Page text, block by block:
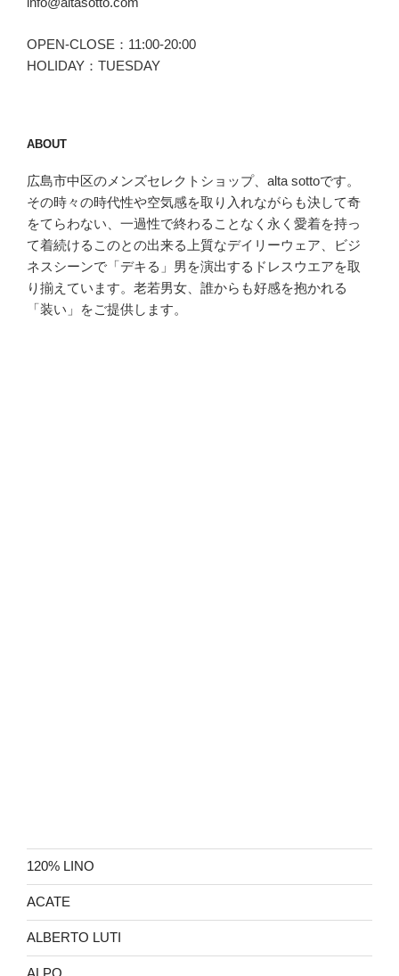
OPEN-CLOSE：11:00-20:00
HOLIDAY：TUESDAY
ABOUT
広島市中区のメンズセレクトショップ、alta sottoです。
その時々の時代性や空気感を取り入れながらも決して奇
をてらわない、一過性で終わることなく永く愛着を持っ
て着続けるこのとの出来る上質なデイリーウェア、ビジ
ネスシーンで「デキる」男を演出するドレスウエアを取
り揃えています。老若男女、誰からも好感を抱かれる
「装い」をご提供します。
120% LINO
ACATE
ALBERTO LUTI